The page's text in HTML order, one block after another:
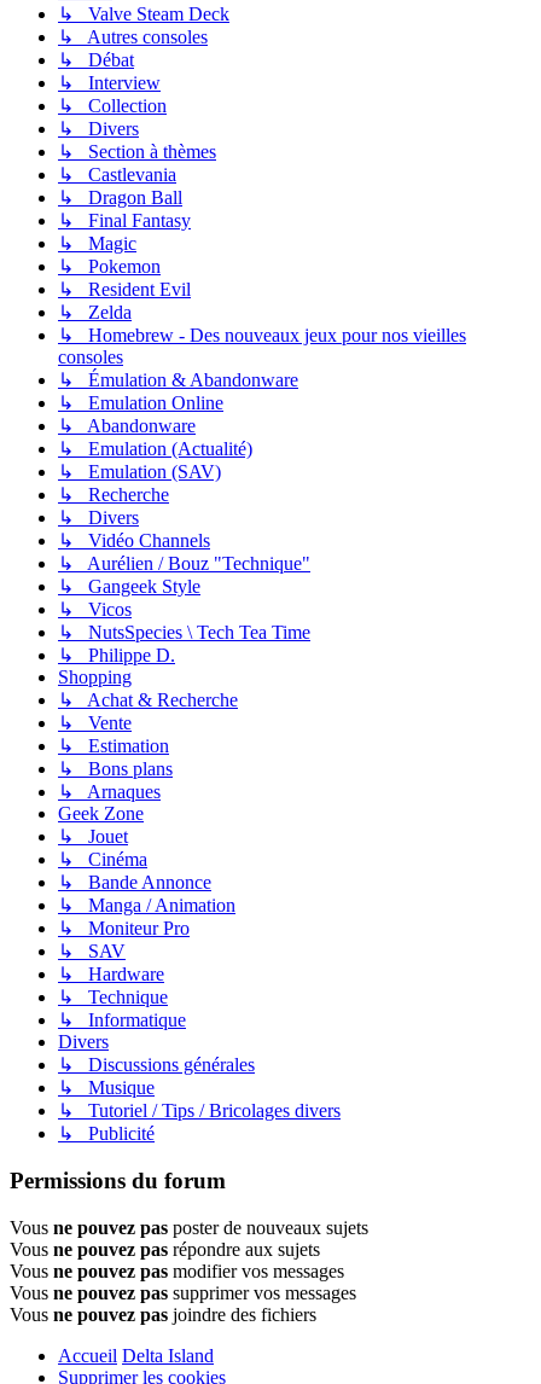
↳ Valve Steam Deck
↳ Autres consoles
↳ Débat
↳ Interview
↳ Collection
↳ Divers
↳ Section à thèmes
↳ Castlevania
↳ Dragon Ball
↳ Final Fantasy
↳ Magic
↳ Pokemon
↳ Resident Evil
↳ Zelda
↳ Homebrew - Des nouveaux jeux pour nos vieilles
consoles
↳ Émulation & Abandonware
↳ Emulation Online
↳ Abandonware
↳ Emulation (Actualité)
↳ Emulation (SAV)
↳ Recherche
↳ Divers
↳ Vidéo Channels
↳ Aurélien / Bouz "Technique"
↳ Gangeek Style
↳ Vicos
↳ NutsSpecies \ Tech Tea Time
↳ Philippe D.
Shopping
↳ Achat & Recherche
↳ Vente
↳ Estimation
↳ Bons plans
↳ Arnaques
Geek Zone
↳ Jouet
↳ Cinéma
↳ Bande Annonce
↳ Manga / Animation
↳ Moniteur Pro
↳ SAV
↳ Hardware
↳ Technique
↳ Informatique
Divers
↳ Discussions générales
↳ Musique
↳ Tutoriel / Tips / Bricolages divers
↳ Publicité
Permissions du forum
Vous ne pouvez pas poster de nouveaux sujets
Vous ne pouvez pas répondre aux sujets
Vous ne pouvez pas modifier vos messages
Vous ne pouvez pas supprimer vos messages
Vous ne pouvez pas joindre des fichiers
Accueil Delta Island
Supprimer les cookies